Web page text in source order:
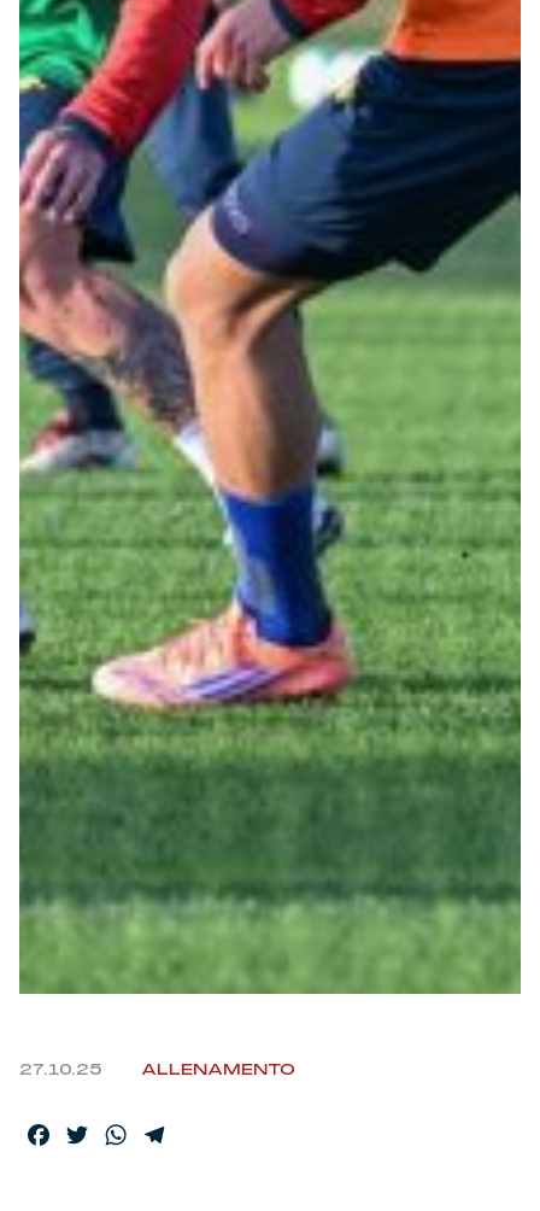
Robe di Kappa x Genoa
Vintage Collection
Red&Blue Voices
Kids
Accessori
Party
Outlet
Caffè Boasi x Genoa
Helan x Genoa
Isolani x Genoa
Gift Card Online Store
27.10.25 ALLENAMENTO
Facebook
TwitterWhatsApp